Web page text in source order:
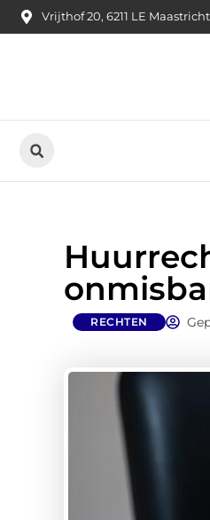
Vrijthof 20, 6211 LE
RECHTEN